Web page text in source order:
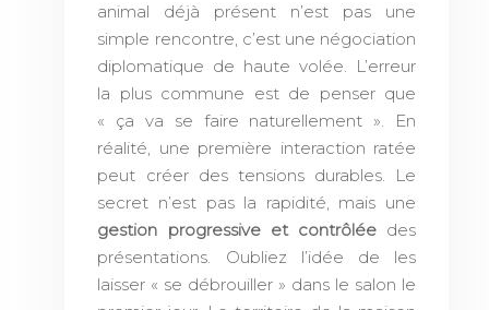
animal déjà présent n’est pas une
simple rencontre, c’est une négociation
diplomatique de haute volée. L’erreur
la plus commune est de penser que
« ça va se faire naturellement ». En
réalité, une première interaction ratée
peut créer des tensions durables. Le
secret n’est pas la rapidité, mais une
gestion progressive et contrôléedes
présentations. Oubliez l’idée de les
laisser « se débrouiller » dans le salon le